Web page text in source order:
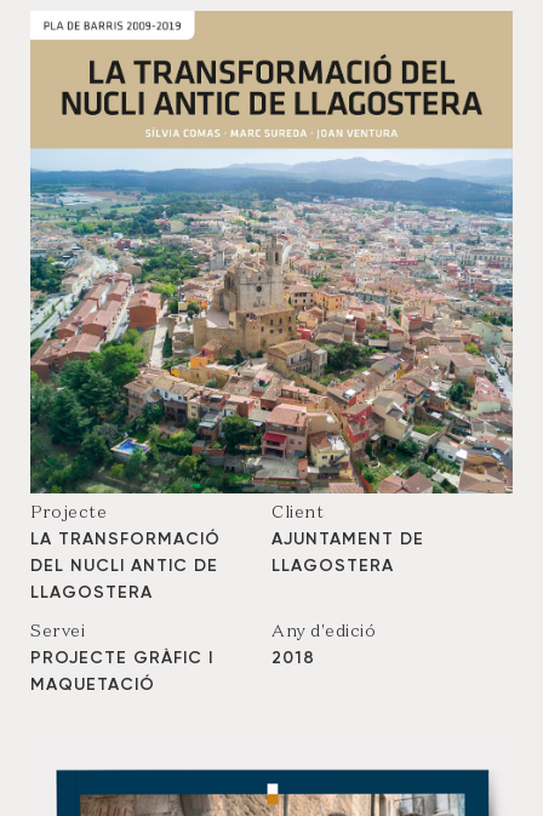
Projecte
LA TRANSFORMACIÓ
DEL NUCLI ANTIC DE
LLAGOSTERA
Client
AJUNTAMENT DE
LLAGOSTERA
Servei
PROJECTE GRÀFIC I
MAQUETACIÓ
Any d'edició
2018